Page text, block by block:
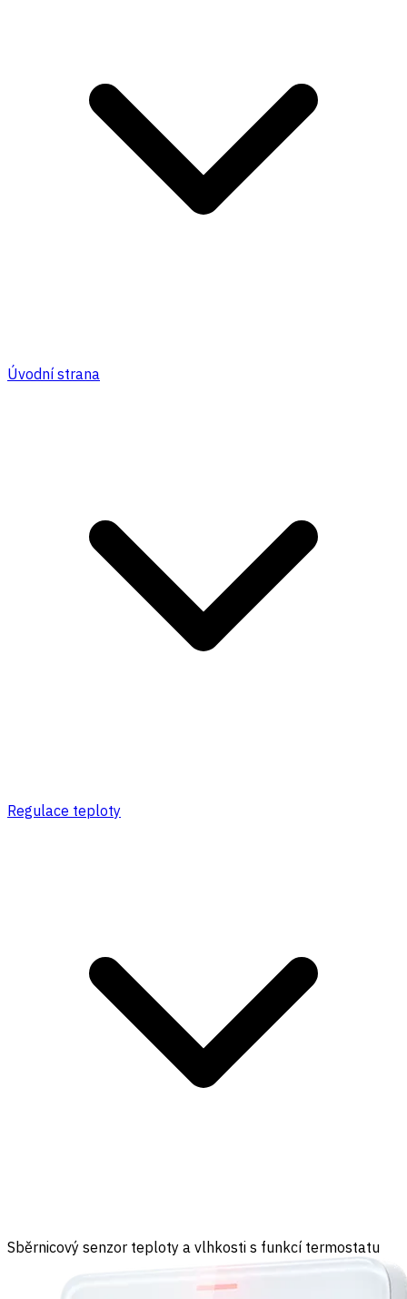
Úvodní strana
Regulace teploty
Sběrnicový senzor teploty a vlhkosti s funkcí termostatu